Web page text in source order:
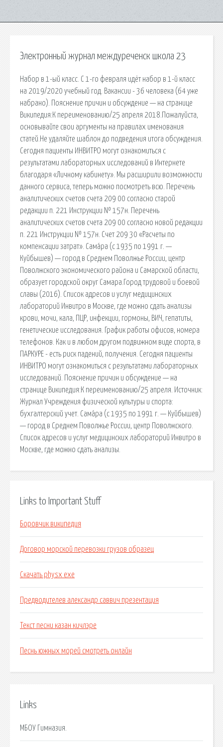
Электронный журнал междуреченск школа 23
Набор в 1-ый класс. С 1-го февраля идёт набор в 1-й класс
на 2019/2020 учебный год. Вакансии - 36 человека (64 уже
набрано). Пояснение причин и обсуждение — на странице
Википедия:К переименованию/25 апреля 2018.Пожалуйста,
основывайте свои аргументы на правилах именования
статей.Не удаляйте шаблон до подведения итога обсуждения.
Сегодня пациенты ИНВИТРО могут ознакомиться с
результатами лабораторных исследований в Интернете
благодаря «Личному кабинету». Мы расширили возможности
данного сервиса, теперь можно посмотреть всю. Перечень
аналитических счетов счета 209 00 согласно старой
редакции п. 221 Инструкции № 157н. Перечень
аналитических счетов счета 209 00 согласно новой редакции
п. 221 Инструкции № 157н. Счет 209 30 «Расчеты по
компенсации затрат». Сама́ра (с 1935 по 1991 г. —
Куйбышев) — город в Среднем Поволжье России, центр
Поволжского экономического района и Самарской области,
образует городской округ Самара.Город трудовой и боевой
славы (2016). Список адресов и услуг медицинских
лабораторий Инвитро в Москве, где можно сдать анализы
крови, мочи, кала, ПЦР, инфекции, гормоны, ВИЧ, гепатиты,
генетические исследования. График работы офисов, номера
телефонов. Как и в любом другом подвижном виде спорта, в
ПАРКУРЕ - есть риск падений, получения. Сегодня пациенты
ИНВИТРО могут ознакомиться с результатами лабораторных
исследований. Пояснение причин и обсуждение — на
странице Википедия:К переименованию/25 апреля. Источник:
Журнал Учреждения физической культуры и спорта:
бухгалтерский учет. Сама́ра (с 1935 по 1991 г. — Куйбышев)
— город в Среднем Поволжье России, центр Поволжского.
Список адресов и услуг медицинских лабораторий Инвитро в
Москве, где можно сдать анализы.
Links to Important Stuff
Боровчик википедия
Договор морской перевозки грузов образец
Скачать physx exe
Предводителев александр саввич презентация
Текст песни казан кичлэре
Песнь южных морей смотреть онлайн
Links
МБОУ Гимназия.